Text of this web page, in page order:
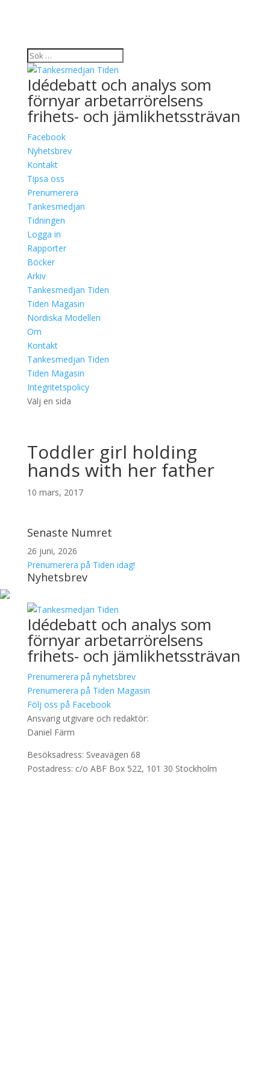
Idédebatt och analys som
förnyar arbetarrörelsens
frihets- och jämlikhetssträvan
Facebook
Nyhetsbrev
Kontakt
Tipsa oss
Prenumerera
Tankesmedjan
Tidningen
Logga in
Rapporter
Böcker
Arkiv
Tankesmedjan Tiden
Tiden Magasin
Nordiska Modellen
Om
Kontakt
Tankesmedjan Tiden
Tiden Magasin
Integritetspolicy
Välj en sida
Toddler girl holding
hands with her father
10 mars, 2017
Senaste Numret
26 juni, 2026
Prenumerera på Tiden idag!
Nyhetsbrev
Idédebatt och analys som
förnyar arbetarrörelsens
frihets- och jämlikhetssträvan
Prenumerera på nyhetsbrev
Prenumerera på Tiden Magasin
Följ oss på Facebook
Ansvarig utgivare och redaktör:
Daniel Färm
Besöksadress: Sveavägen 68
Postadress: c/o ABF Box 522, 101 30 Stockholm